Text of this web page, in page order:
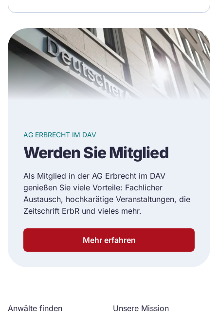
AG ERBRECHT IM DAV
Werden Sie Mitglied
Als Mitglied in der AG Erbrecht im DAV
genießen Sie viele Vorteile: Fachlicher
Austausch, hochkarätige Veranstaltungen, die
Zeitschrift ErbR und vieles mehr.
Mehr erfahren
Anwälte finden Unsere Mission